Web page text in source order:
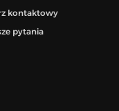
kontaktowy
pytania